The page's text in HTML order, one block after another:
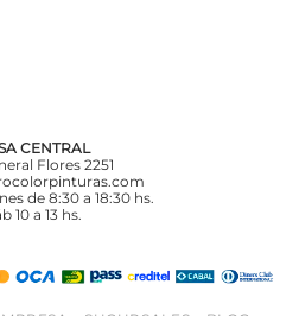
CENTRAL
Flores 2251
de 8:30 a 18:30 hs.
10 a 13 hs.